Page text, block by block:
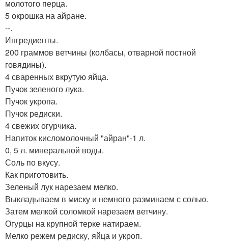
молотого перца.
5 окрошка на айране.
--.
Ингредиенты.
200 граммов ветчины (колбасы, отварной постной
говядины).
4 сваренных вкрутую яйца.
Пучок зеленого лука.
Пучок укропа.
Пучок редиски.
4 свежих огурчика.
Напиток кисломолочный "айран"-1 л.
0, 5 л. минеральной воды.
Соль по вкусу.
Как приготовить.
Зеленый лук нарезаем мелко.
Выкладываем в миску и немного разминаем с солью.
Затем мелкой соломкой нарезаем ветчину.
Огурцы на крупной терке натираем.
Мелко режем редиску, яйца и укроп.